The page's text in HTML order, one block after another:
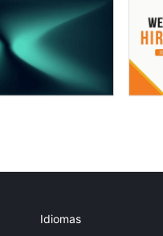
Idiomas